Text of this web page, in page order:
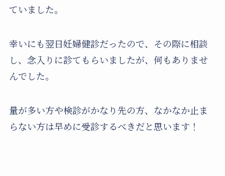
ていました。
幸いにも翌日妊婦健診だったので、その際に相談
し、念入りに診てもらいましたが、何もありませ
んでした。
量が多い方や検診がかなり先の方、なかなか止ま
らない方は早めに受診するべきだと思います！